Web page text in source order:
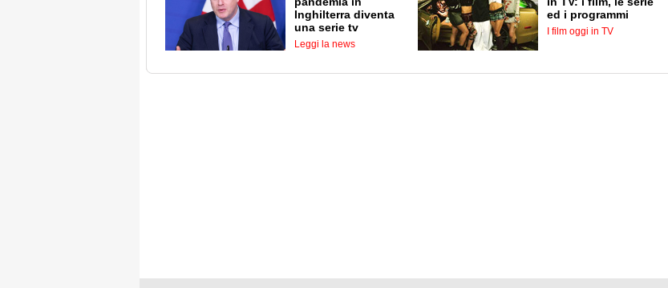
Inghilterra diventa
una serie tv
Leggi la news
ed i programmi
I film oggi in TV